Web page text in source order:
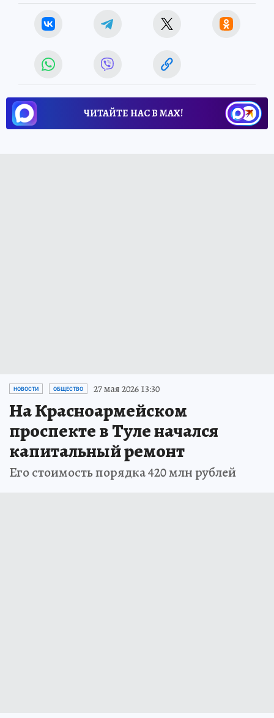
ЧИТАЙТЕ НАС В МАХ!
НОВОСТИ ОБЩЕСТВО 27 мая 2026 13:30
На Красноармейском
проспекте в Туле начался
капитальный ремонт
Его стоимость порядка 420 млн рублей